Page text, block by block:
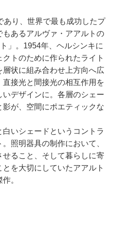
り、世界で最も成功したプ
あるアルヴァ・アアルトの
」。1954年、ヘルシンキに
トのために作られたライト
状に組み合わせ上方向へ広
接光と間接光の相互作用を
デザインに。各層のシェー
影が、空間にポエティックな
いシェードというコントラ
照明器具の制作において、
ること、そして暮らしに寄
を大切にしていたアアルト
。